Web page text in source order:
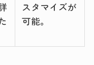
スタマイズが
可能。